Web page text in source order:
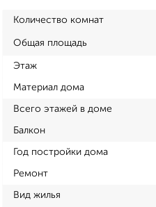
Количество комнат
Общая площадь
Этаж
Материал дома
Всего этажей в доме
Балкон
Год постройки дома
Ремонт
Вид жилья